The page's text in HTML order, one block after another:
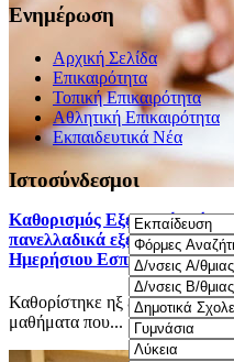
Καθορισμός Eξεταστέας
πανελλαδικά εξεταζόμενα
Ημερήσιου Εσπερινού ΓΕΛ.
Καθορίστηκε ηξ εξεταστέα
μαθήματα που...
Ενημέρωση
Αρχική Σελίδα
Επικαιρότητα
Τοπική Επικαιρότητα
Αθλητική Επικαιρότητα
Eκπαιδευτικά Νέα
Ιστοσύνδεσμοι